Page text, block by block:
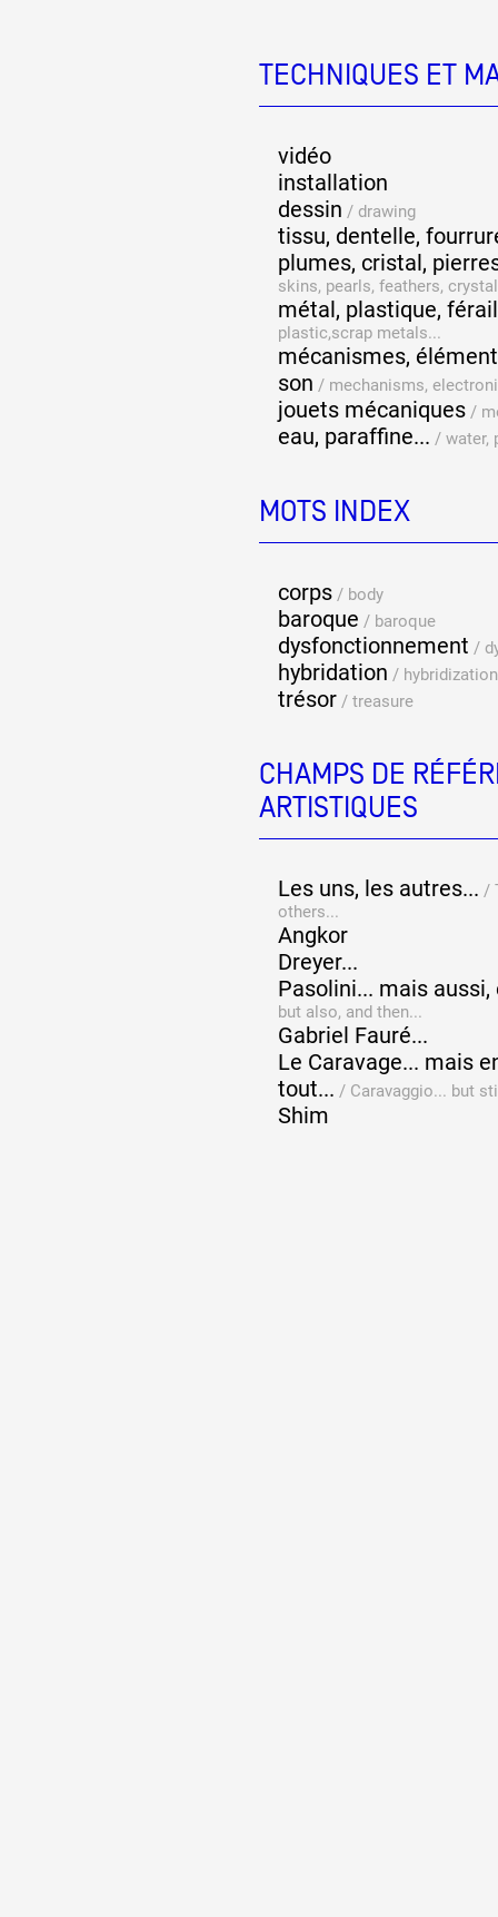
TECHNIQUES ET
vidéo
installation
dessin / drawing
tissu, dentelle,
plumes, cristal,
skins, pearls, feathers,
métal, plastique,
plastic,scrap metals...
mécanismes,
son / mechanisms,
jouets mécaniques /
eau, paraffine... / water,
MOTS INDEX
corps / body
baroque / baroque
dysfonctionnement /
hybridation / hybridization
trésor / treasure
CHAMPS DE
ARTISTIQUES
Les uns, les autres... /
others...
Angkor
Dreyer...
Pasolini... mais aussi,
but also, and then...
Gabriel Fauré...
Le Caravage... mais
tout... / Caravaggio... but
Shim